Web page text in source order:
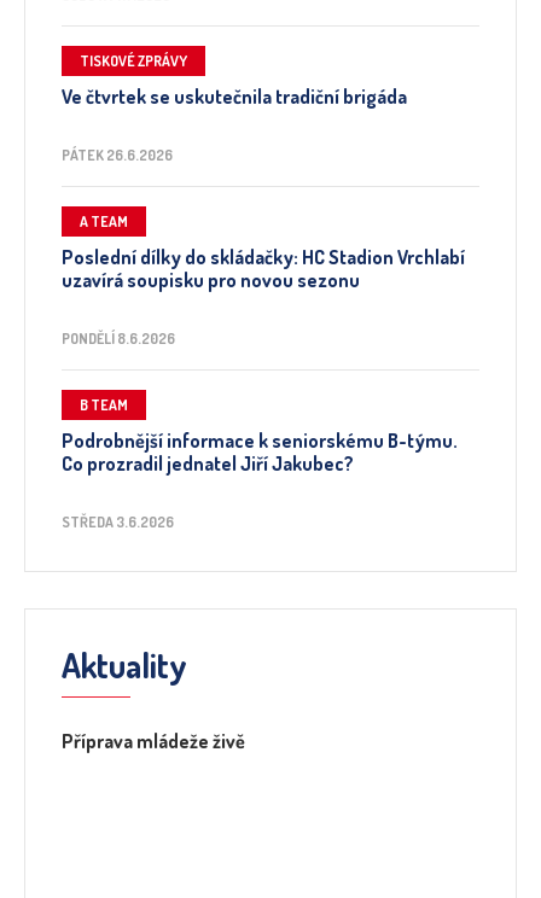
TISKOVÉ ZPRÁVY
Ve čtvrtek se uskutečnila tradiční brigáda
PÁTEK 26.6.2026
A TEAM
Poslední dílky do skládačky: HC Stadion Vrchlabí
uzavírá soupisku pro novou sezonu
PONDĚLÍ 8.6.2026
B TEAM
Podrobnější informace k seniorskému B-týmu.
Co prozradil jednatel Jiří Jakubec?
STŘEDA 3.6.2026
Aktuality
Příprava mládeže živě